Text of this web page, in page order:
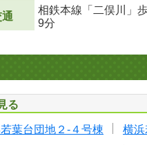
相鉄本線「二俣川」
9分
る
葉台団地２-４号棟 横浜